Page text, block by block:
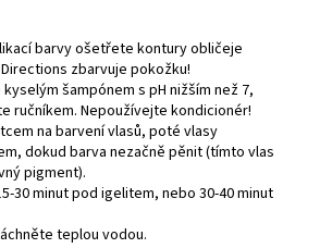
barvy ošetřete kontury obličeje
zbarvuje pokožku!
šampónem s pH nižším než 7,
ručníkem. Nepoužívejte kondicionér!
na barvení vlasů, poté vlasy
dokud barva nezačně pěnit (tímto vlas
pigment).
30 minut pod igelitem, nebo 30-40 minut
teplou vodou.